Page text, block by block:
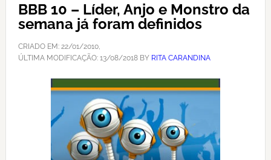
BBB 10 – Líder, Anjo e Monstro da
semana já foram definidos
CRIADO EM: 22/01/2010,
ÚLTIMA MODIFICAÇÃO: 13/08/2018BY RITA CARANDINA